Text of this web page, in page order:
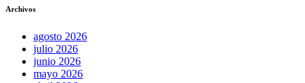
Archivos
agosto 2026
julio 2026
junio 2026
mayo 2026